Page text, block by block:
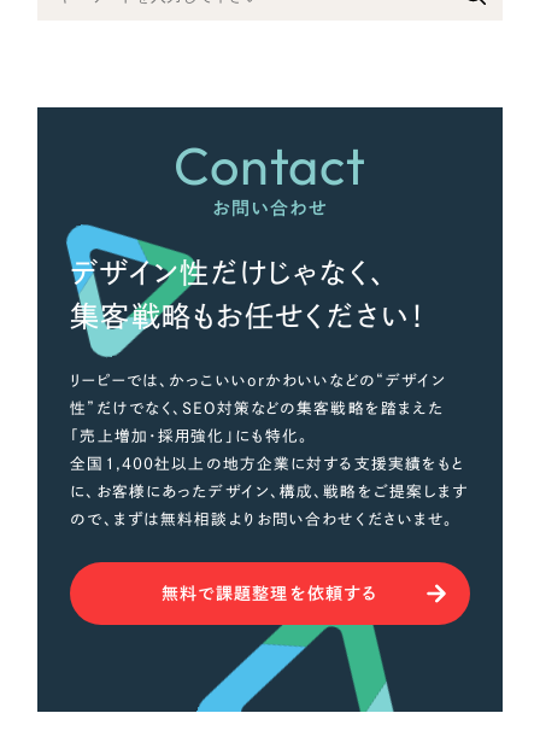
Contact
お問い合わせ
デザイン性だけじゃなく、
集客戦略もお任せください！
リーピーでは、かっこいいorかわいいなどの“デザイン
性”だけでなく、SEO対策などの集客戦略を踏まえた
「売上増加・採用強化」にも特化。
全国1,400社以上の地方企業に対する支援実績をもと
に、お客様にあったデザイン、構成、戦略をご提案します
ので、まずは無料相談よりお問い合わせくださいませ。
無料で課題整理を依頼する